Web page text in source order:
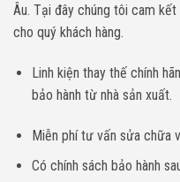
Âu. Tại đây chúng tôi cam
cho quý khách hàng.
Linh kiện thay thế chính
bảo hành từ nhà sản xuất.
Miễn phí tư vấn sửa chữa
Có chính sách bảo hành